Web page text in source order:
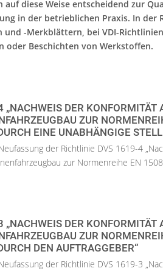
diese Weise entscheidend zur
in der betrieblichen Praxis. In der
und -Merkblättern, bei VDI-
oder Beschichten von Werkstoffen.
DER KONFORMITÄT
ZUR
EINE UNABHÄNGIGE
der Richtlinie DVS 1619-4
zur Normenreihe EN
DER KONFORMITÄT
ZUR
DEN AUFTRAGGEBER“
der Richtlinie DVS 1619-3